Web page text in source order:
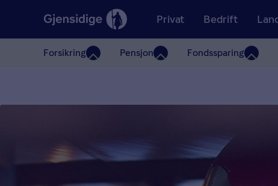
Privat
Forsikring Pensjon Fondssparing
Bedrift